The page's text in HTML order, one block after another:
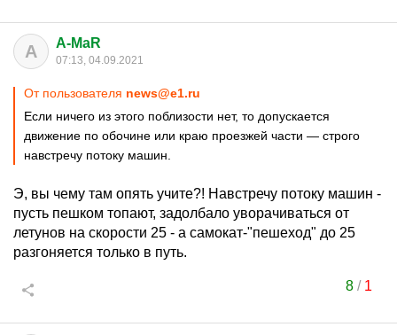
A A-MaR
07:13, 04.09.2021
От пользователя news@e1.ru
Если ничего из этого поблизости нет, то допускается
движение по обочине или краю проезжей части — строго
навстречу потоку машин.
Э, вы чему там опять учите?! Навстречу потоку машин -
пусть пешком топают, задолбало уворачиваться от
летунов на скорости 25 - а самокат-"пешеход" до 25
разгоняется только в путь.
8/ 1